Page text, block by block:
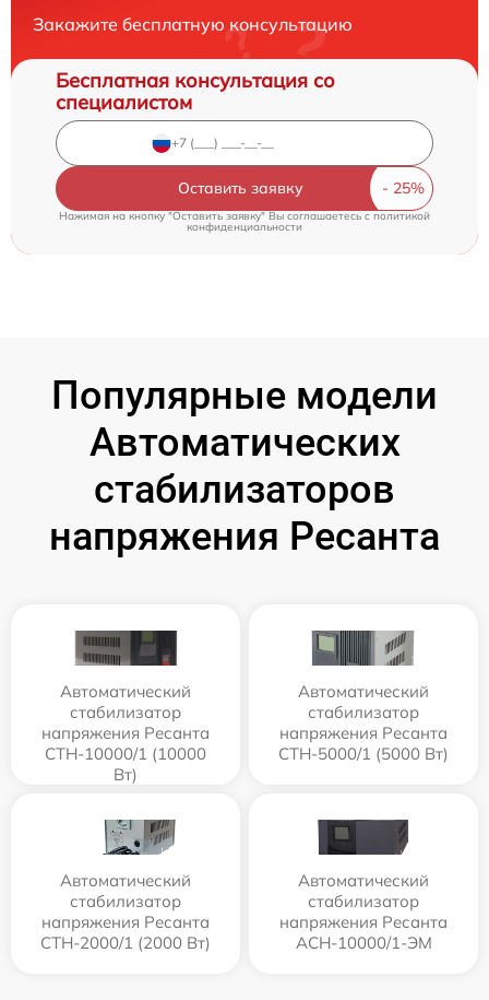
Закажите бесплатную консультацию
Бесплатная консультация со
специалистом
Оставить заявку
Нажимая на кнопку "Оставить заявку" Вы соглашаетесь cполитикой
конфиденциальности
Популярные модели
Автоматических
стабилизаторов
напряжения Ресанта
Автоматический
стабилизатор
напряжения Ресанта
СТН-10000/1 (10000
Вт)
Автоматический
стабилизатор
напряжения Ресанта
СТН-5000/1 (5000 Вт)
Автоматический
стабилизатор
напряжения Ресанта
СТН-2000/1 (2000 Вт)
Автоматический
стабилизатор
напряжения Ресанта
АСН-10000/1-ЭМ